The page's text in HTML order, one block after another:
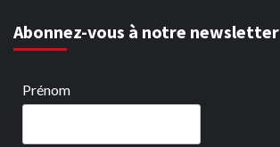
Abonnez-vous à notre newsletter
Prénom